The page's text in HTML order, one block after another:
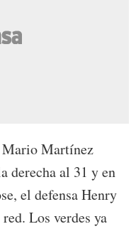
Mario Martínez
derecha al 31 y en
el defensa Henry
Los verdes ya